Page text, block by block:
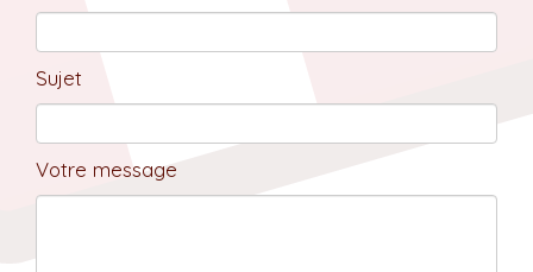
Sujet
Votre message